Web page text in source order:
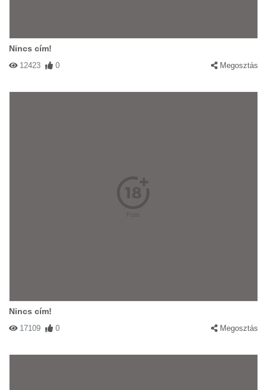
Nincs cím!
12423 0 Megosztás
Nincs cím!
17109 0 Megosztás